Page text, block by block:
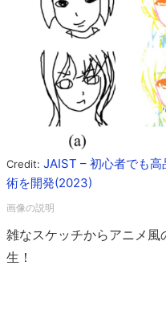
Credit: JAIST – 初心者でも
術を開発(2023)
雑なスケッチからアニメ
生！